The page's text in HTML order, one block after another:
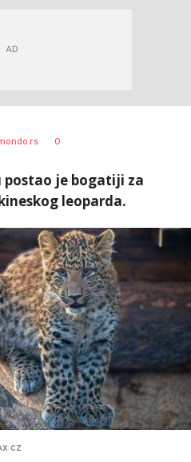
0
postao je bogatiji za
leoparda.
CZ